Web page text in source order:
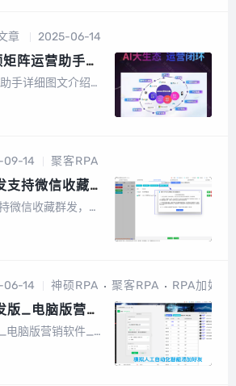
痕，有效降低运营
章
2025-06-14
阵运营助手详
人，AI文案，
手详细图文介绍算
字人克隆为例短视
裂变码多模式视
14 聚客RPA
支持微信收藏群
称
微信收藏群发，支
14 神硕RPA 聚客RPA RPA加好友
版_电脑版营销
开发版官网
电脑版营销软件_聚
能:独家检测帐号权